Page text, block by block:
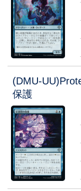
(DMU-
保護